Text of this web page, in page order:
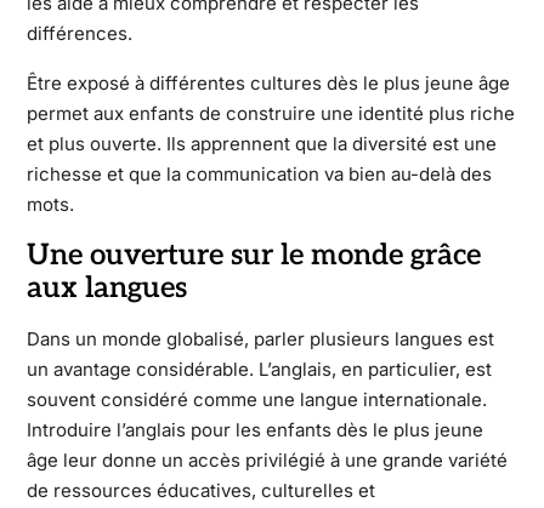
différences.
Être exposé à différentes cultures dès le plus jeune âge
permet aux enfants de construire une identité plus riche
et plus ouverte. Ils apprennent que la diversité est une
richesse et que la communication va bien au-delà des
mots.
Une ouverture sur le monde grâce
aux langues
Dans un monde globalisé, parler plusieurs langues est
un avantage considérable. L’anglais, en particulier, est
souvent considéré comme une langue internationale.
Introduire l’anglais pour les enfants dès le plus jeune
âge leur donne un accès privilégié à une grande variété
de ressources éducatives, culturelles et